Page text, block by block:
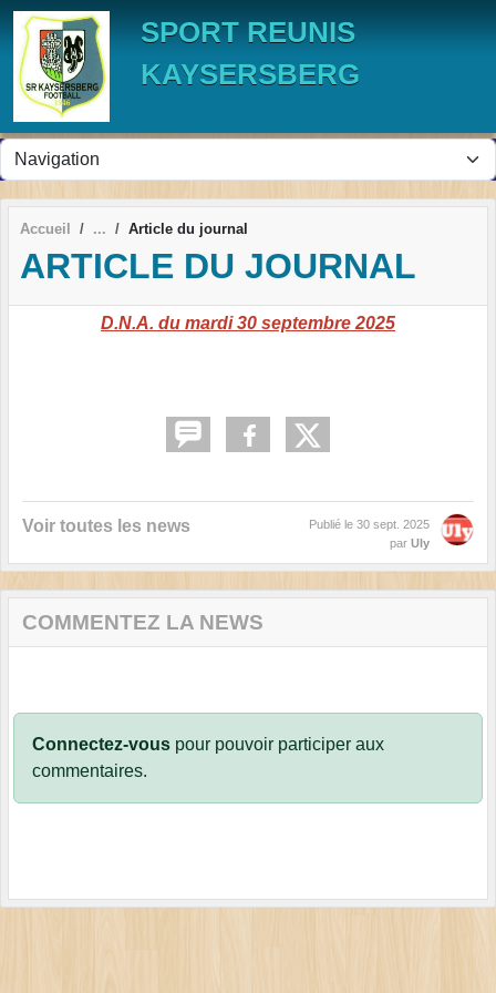
SPORT REUNIS
KAYSERSBERG
Accueil Article du journal
ARTICLE DU JOURNAL
D.N.A. du mardi 30 septembre 2025
Voir toutes les news Publié le 30 sept. 2025
par Uly
COMMENTEZ LA NEWS
Connectez-vous pour pouvoir participer aux
commentaires.
Panneau de gestion des cookies